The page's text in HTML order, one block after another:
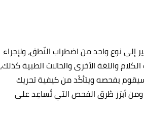
إلى نوع واحد من اضطراب النّطق، ولإجراء
واللغة الأخرى والحالات الطبية كذلك،
بفحصه ويتأكّد من كيفية تحريك
أبرَز طُرق الفحص التي تُساعِد على